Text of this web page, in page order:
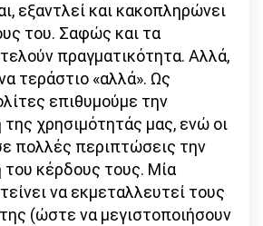
εξαντλεί και κακοπληρώνει
του. Σαφώς και τα
πραγματικότητα. Αλλά,
τεράστιο «αλλά». Ως
επιθυμούμε την
της χρησιμότητάς μας, ενώ οι
πολλές περιπτώσεις την
του κέρδους τους. Μία
να εκμεταλλευτεί τους
(ώστε να μεγιστοποιήσουν